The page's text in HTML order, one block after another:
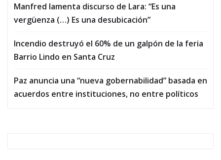
Manfred lamenta discurso de Lara: “Es una
vergüenza (…) Es una desubicación”
Incendio destruyó el 60% de un galpón de la feria
Barrio Lindo en Santa Cruz
Paz anuncia una “nueva gobernabilidad” basada en
acuerdos entre instituciones, no entre políticos